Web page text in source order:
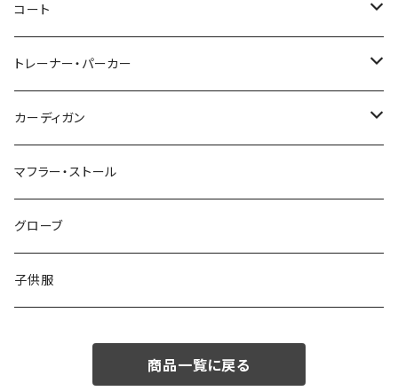
46/M
48/L
50/XL～
～44/S
46/M
48/L
50/XL～
コート
～44/S
46/M
48/L
50/XL～
トレーナー・パーカー
～44/S
46/M
48/L
50/XL～
カーディガン
～44/S
46/M
48/L
マフラー・ストール
グローブ
子供服
商品一覧に戻る